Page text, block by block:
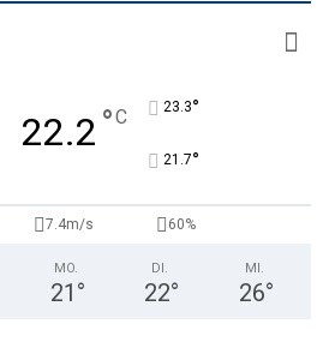
22.2 °C 23.3°
21.7°
7.4m/s 60%
MO.
21 °
DI.
22°
MI.
26°